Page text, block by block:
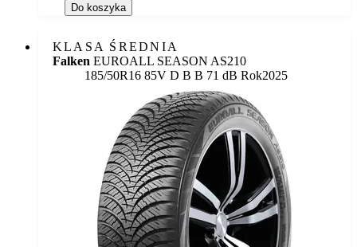
Do koszyka
KLASA ŚREDNIA
Falken EUROALL SEASON AS210
185/50R16 85V Etykieta:
D B B 71 dB Rok2025